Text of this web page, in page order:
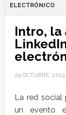
ELECTRÓNICO
Intro, la
25 OCTUBRE, 2013
La red social
un evento